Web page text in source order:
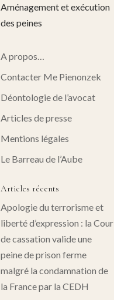
Aménagement et exécution
des peines
A propos…
Contacter Me Pienonzek
Déontologie de l’avocat
Articles de presse
Mentions légales
Le Barreau de l’Aube
Articles récents
Apologie du terrorisme et
liberté d’expression : la Cour
de cassation valide une
peine de prison ferme
malgré la condamnation de
la France par la CEDH